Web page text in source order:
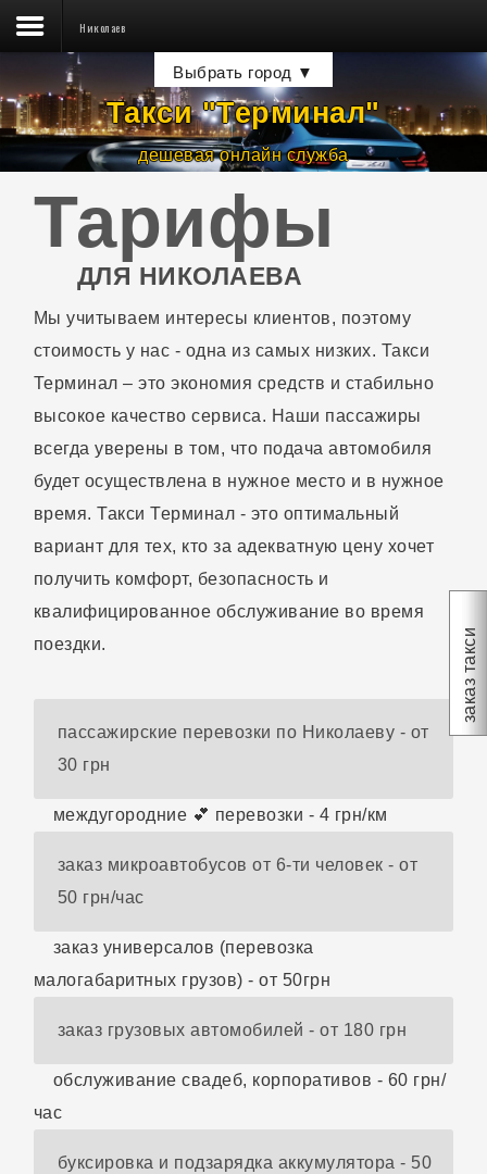
Такси ☎
Тарифы
Водителям
Пассажирам
Новости
Контакты
Николаев
заказ такси
Выбрать город ▼
Такси "Терминал"
дешевая онлайн служба
Тарифы
ДЛЯ НИКОЛАЕВА
Мы учитываем интересы клиентов, поэтому
стоимость у нас - одна из самых низких. Такси
Терминал – это экономия средств и стабильно
высокое качество сервиса. Наши пассажиры
всегда уверены в том, что подача автомобиля
будет осуществлена в нужное место и в нужное
время. Такси Терминал - это оптимальный
вариант для тех, кто за адекватную цену хочет
получить комфорт, безопасность и
квалифицированное обслуживание во время
поездки.
пассажирские перевозки по Николаеву - от
30 грн
междугородние 💕 перевозки - 4 грн/км
заказ микроавтобусов от 6-ти человек - от
50 грн/час
заказ универсалов (перевозка
малогабаритных грузов) - от 50грн
заказ грузовых автомобилей - от 180 грн
обслуживание свадеб, корпоративов - 60 грн/
час
буксировка и подзарядка аккумулятора - 50